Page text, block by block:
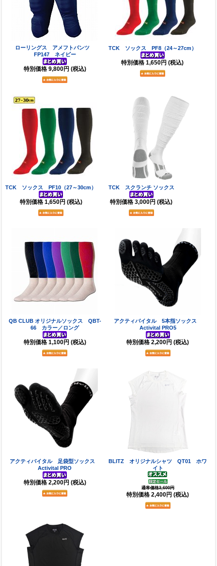
ローリングス アメフトパンツ
FP147 ネイビー
特別価格 9,800円 (税込)
TCK ソックス PF8（24～27cm）
特別価格 1,650円 (税込)
TCK ソックス PF10（27～30cm）
特別価格 1,650円 (税込)
TCK スクランチ ソックス
特別価格 3,000円 (税込)
QB CLUB オリジナルソックス QBT-
66 カラー／ロング
特別価格 1,100円 (税込)
アクティバイタル 5本指ソックス
Activital PRO5
特別価格 2,200円 (税込)
アクティバイタル 足袋型ソックス
Activital PRO
特別価格 2,200円 (税込)
BLITZ オリジナルシャツ QT01 ホワ
イト
通常価格3,600円
特別価格 2,400円 (税込)